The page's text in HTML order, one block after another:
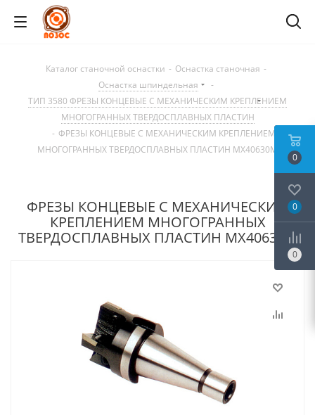
Каталог станочной оснастки - Оснастка станочная -
Оснастка шпиндельная
-
ТИП 3580 ФРЕЗЫ КОНЦЕВЫЕ С МЕХАНИЧЕСКИМ КРЕПЛЕНИЕМ
МНОГОГРАННЫХ ТВЕРДОСПЛАВНЫХ ПЛАСТИН
- ФРЕЗЫ КОНЦЕВЫЕ С МЕХАНИЧЕСКИМ КРЕПЛЕНИЕМ
МНОГОГРАННЫХ ТВЕРДОСПЛАВНЫХ ПЛАСТИН MX40630M
ФРЕЗЫ КОНЦЕВЫЕ С МЕХАНИЧЕСКИМ
КРЕПЛЕНИЕМ МНОГОГРАННЫХ
ТВЕРДОСПЛАВНЫХ ПЛАСТИН MX40630M
0
0
0